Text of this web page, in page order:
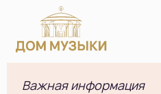
Важная информация